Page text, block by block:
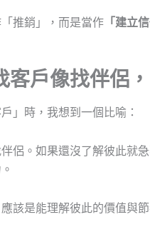
推銷」，而是當作 「建立
客戶像找伴侶，
」時，我想到一個比喻：
侶。如果還沒了解彼此就
該是能理解彼此的價值與